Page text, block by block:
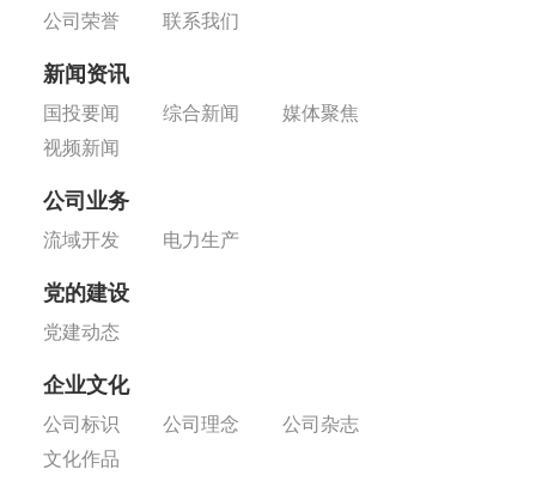
公司荣誉
联系我们
新闻资讯
国投要闻 综合新闻
媒体聚焦
视频新闻
公司业务
流域开发 电力生产
党的建设
党建动态
企业文化
公司标识 公司理念
公司杂志
文化作品